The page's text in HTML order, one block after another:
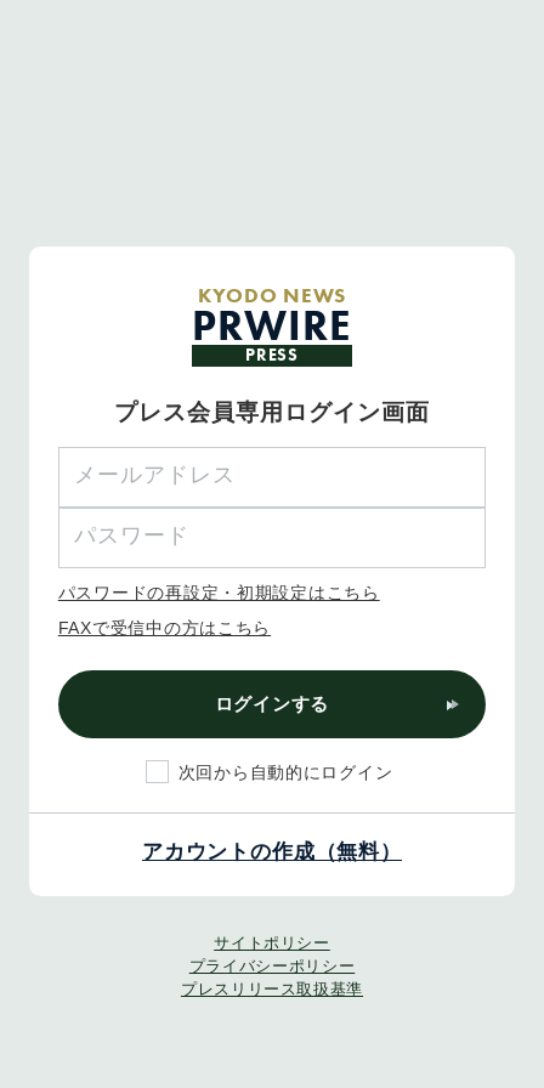
KYODO NEWS
PRWIRE
PRESS
プレス会員専用ログイン画面
パスワードの再設定・初期設定はこちら
FAXで受信中の方はこちら
ログインする
次回から自動的にログイン
アカウントの作成（無料）
サイトポリシー
プライバシーポリシー
プレスリリース取扱基準